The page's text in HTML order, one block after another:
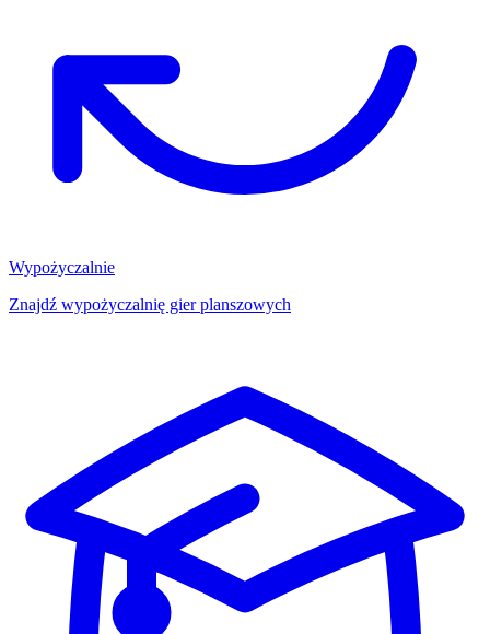
Wypożyczalnie
Znajdź wypożyczalnię gier planszowych